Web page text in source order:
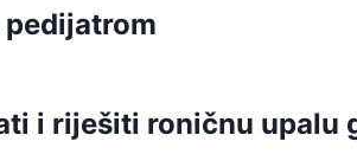
i riješiti roničnu upalu